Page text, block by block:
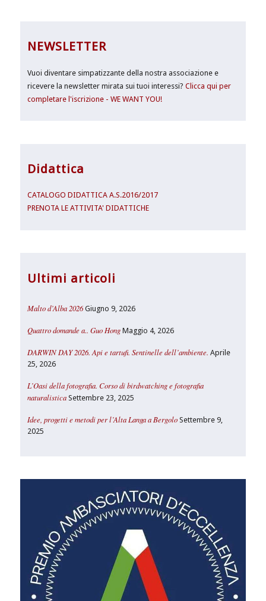
NEWSLETTER
Vuoi diventare simpatizzante della nostra associazione e
ricevere la newsletter mirata sui tuoi interessi?Clicca qui per
completare l'iscrizione - WE WANT YOU!
Didattica
CATALOGO DIDATTICA A.S.2016/2017
PRENOTA LE ATTIVITA' DIDATTICHE
Ultimi articoli
Malto d’Alba 2026 Giugno 9, 2026
Quattro domande a.. Guo Hong Maggio 4, 2026
DARWIN DAY 2026. Api e tartufi. Sentinelle dell’ambiente. Aprile
25, 2026
L’Oasi della fotografia. Corso di birdwatching e fotografia
naturalistica Settembre 23, 2025
Idee, progetti e metodi per l’Alta Langa a Bergolo Settembre 9,
2025